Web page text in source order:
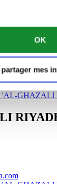
OK
mes
'AL-
'AL-